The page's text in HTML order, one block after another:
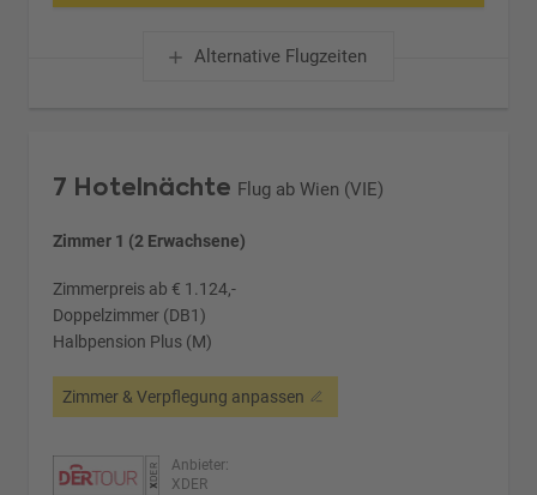
Alternative Flugzeiten
7 Hotelnächte Flug ab Wien (VIE)
Zimmer 1 (2 Erwachsene)
Zimmerpreis ab € 1.124,-
Doppelzimmer (DB1)
Halbpension Plus (M)
Zimmer & Verpflegung anpassen
Anbieter:
XDER